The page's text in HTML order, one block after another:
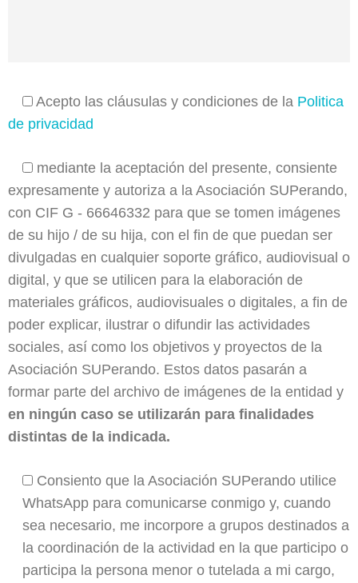
Acepto las cláusulas y condiciones de la Politica
de privacidad
mediante la aceptación del presente, consiente
expresamente y autoriza a la Asociación SUPerando,
con CIF G - 66646332 para que se tomen imágenes
de su hijo / de su hija, con el fin de que puedan ser
divulgadas en cualquier soporte gráfico, audiovisual o
digital, y que se utilicen para la elaboración de
materiales gráficos, audiovisuales o digitales, a fin de
poder explicar, ilustrar o difundir las actividades
sociales, así como los objetivos y proyectos de la
Asociación SUPerando. Estos datos pasarán a
formar parte del archivo de imágenes de la entidad y
en ningún caso se utilizarán para finalidades
distintas de la indicada.
Consiento que la Asociación SUPerando utilice
WhatsApp para comunicarse conmigo y, cuando
sea necesario, me incorpore a grupos destinados a
la coordinación de la actividad en la que participo o
participa la persona menor o tutelada a mi cargo,